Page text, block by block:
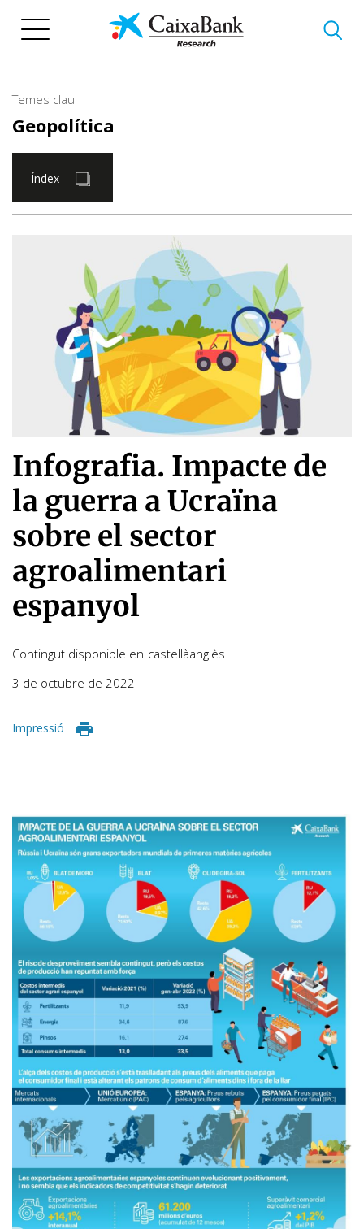
Temes clau
Geopolítica
Índex
Infografia. Impacte de
la guerra a Ucraïna
sobre el sector
agroalimentari
espanyol
Contingut disponible en castellàanglès
3 de octubre de 2022
Impressió